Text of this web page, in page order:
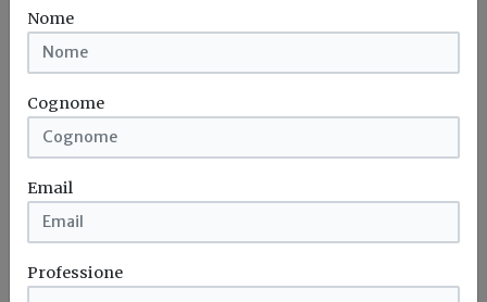
pergolato diventa una tettoia?
Alessandro Giraudi
Una recente sentenza del Consiglio di Stato chiarisce la
differenza tra il...
...
Nome
Cognome
Email
Professione